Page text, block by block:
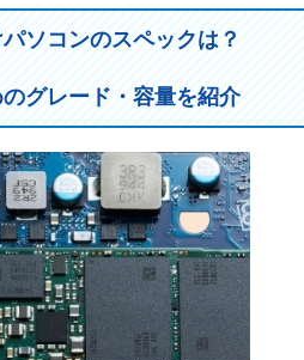
ソコンのスペックは？
グレード・容量を紹介